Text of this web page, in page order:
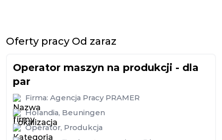
Oferty pracy Od zaraz
Operator maszyn na produkcji - dla
par
Firma: Agencja Pracy PRAMER
Holandia, Beuningen
Operator, Produkcja